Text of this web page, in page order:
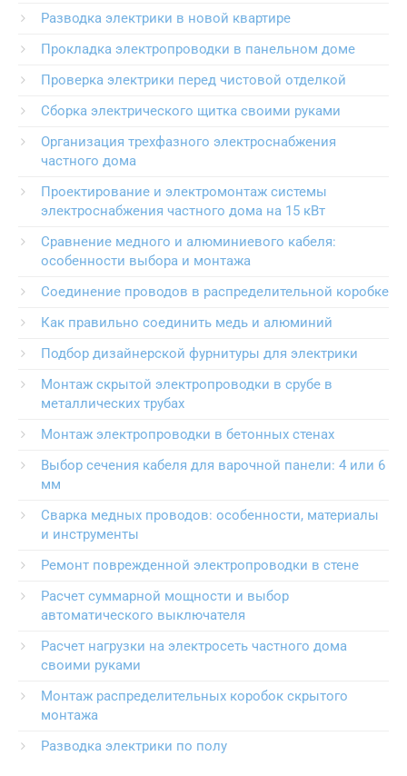
Разводка электрики в новой квартире
Прокладка электропроводки в панельном доме
Проверка электрики перед чистовой отделкой
Сборка электрического щитка своими руками
Организация трехфазного электроснабжения
частного дома
Проектирование и электромонтаж системы
электроснабжения частного дома на 15 кВт
Сравнение медного и алюминиевого кабеля:
особенности выбора и монтажа
Соединение проводов в распределительной коробке
Как правильно соединить медь и алюминий
Подбор дизайнерской фурнитуры для электрики
Монтаж скрытой электропроводки в срубе в
металлических трубах
Монтаж электропроводки в бетонных стенах
Выбор сечения кабеля для варочной панели: 4 или 6
мм
Сварка медных проводов: особенности, материалы
и инструменты
Ремонт поврежденной электропроводки в стене
Расчет суммарной мощности и выбор
автоматического выключателя
Расчет нагрузки на электросеть частного дома
своими руками
Монтаж распределительных коробок скрытого
монтажа
Разводка электрики по полу